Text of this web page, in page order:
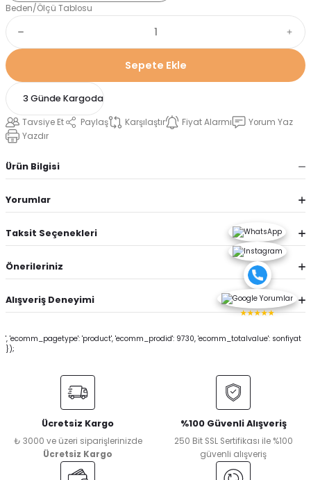
Beden/Ölçü Tablosu
Sepete Ekle
3 Günde Kargoda
Tavsiye Et Paylaş Karşılaştır Fiyat Alarmı
Yorum Yaz
Yazdır
Ürün Bilgisi
Yorumlar
Taksit Seçenekleri
Önerileriniz
Alışveriş Deneyimi
', 'ecomm_pagetype': 'product', 'ecomm_prodid': 9730, 'ecomm_totalvalue': sonfiyat
});
Ücretsiz Kargo
₺ 3000 ve üzeri siparişlerinizde
Ücretsiz Kargo
%100 Güvenli Alışveriş
250 Bit SSL Sertifikası ile %100
güvenli alışveriş
★★★★★